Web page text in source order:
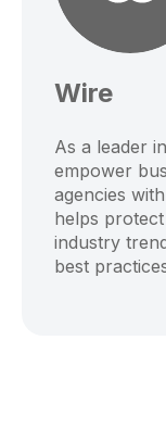
Wire
As a leader
empower
agencies
helps
industry
best